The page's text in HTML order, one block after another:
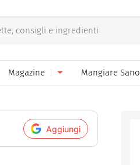
Magazine Mangiare Sano
Aggiungi